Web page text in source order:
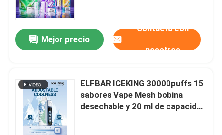
Mejor precio
Contacta con
nosotros
ELFBAR ICEKING 30000puffs 15
sabores Vape Mesh bobina
desechable y 20 ml de capacidad